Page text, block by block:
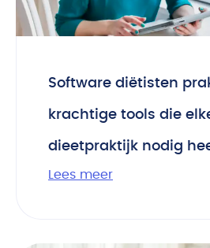
Software diëtisten
krachtige tools die
dieetpraktijk nodig
Lees meer